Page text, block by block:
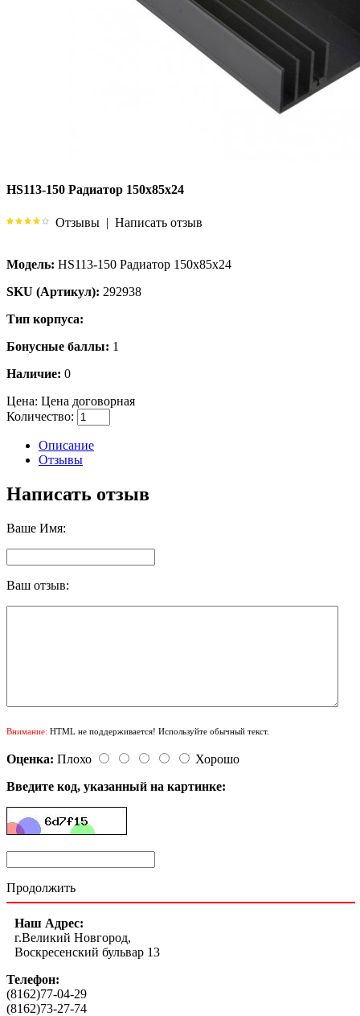
HS113-150 Радиатор 150х85х24
Отзывы | Написать отзыв
Модель: HS113-150 Радиатор 150х85х24
SKU (Артикул): 292938
Тип корпуса:
Бонусные баллы: 1
Наличие: 0
Цена: Цена договорная
Количество:
Описание
Отзывы
Написать отзыв
Ваше Имя:
Ваш отзыв:
Внимание: HTML не поддерживается! Используйте обычный текст.
Оценка: Плохо
Хорошо
Введите код, указанный на картинке:
Продолжить
Наш Адрес:
г.Великий Новгород,
Воскресенский бульвар 13
Телефон:
(8162)77-04-29
(8162)73-27-74